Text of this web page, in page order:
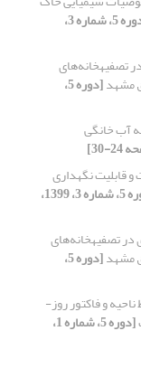
[دوره 5، شماره 3،
اهمیت بهینه‌سازی مصرف انرژی در تصفیه‎خانه‎‌های
[دوره 5،
آب خانگی
و قابلیت نگهداری
[دوره 5، شماره 3، 1399،
اهمیت بهینه‌سازی مصرف انرژی در تصفیه‎خانه‎‌های
[دوره 5،
و فاکتور روز-
[دوره 5، شماره 1،